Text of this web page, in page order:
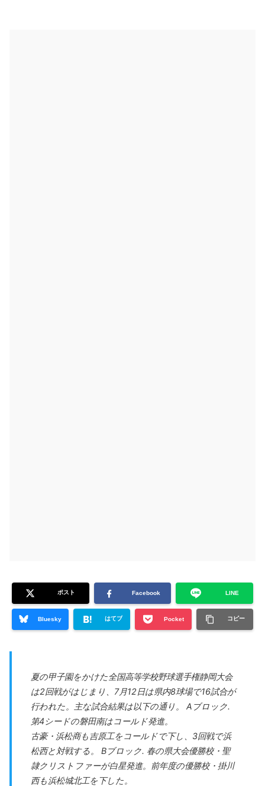
ポスト Facebook LINE
Bluesky はてブ Pocket コピー
夏の甲子園をかけた全国高等学校野球選手権静岡大会
は2回戦がはじまり、7月12日は県内8球場で16試合が
行われた。主な試合結果は以下の通り。 Aブロック.
第4シードの磐田南はコールド発進。
古豪・浜松商も吉原工をコールドで下し、3回戦で浜
松西と対戦する。 Bブロック. 春の県大会優勝校・聖
隷クリストファーが白星発進。前年度の優勝校・掛川
西も浜松城北工を下した。